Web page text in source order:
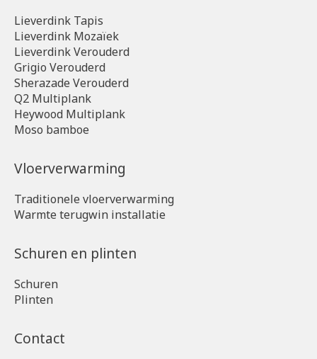
Lieverdink Tapis
Lieverdink Mozaïek
Lieverdink Verouderd
Grigio Verouderd
Sherazade Verouderd
Q2 Multiplank
Heywood Multiplank
Moso bamboe
Vloerverwarming
Traditionele vloerverwarming
Warmte terugwin installatie
Schuren en plinten
Schuren
Plinten
Contact